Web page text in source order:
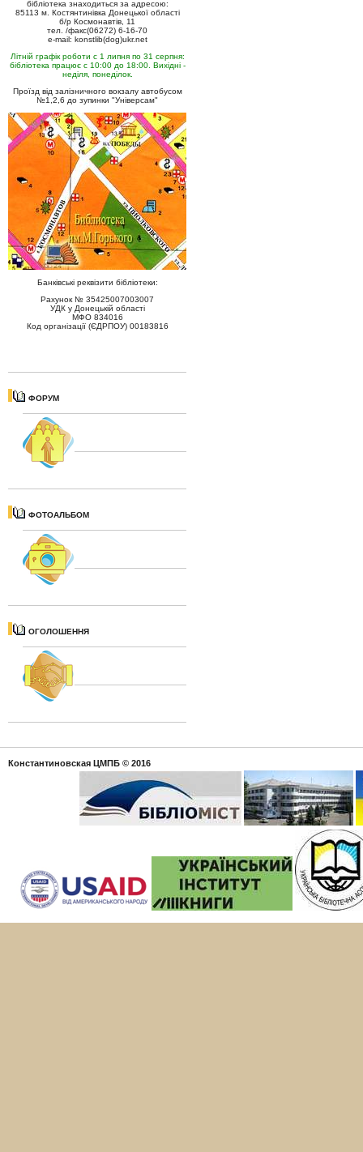
бібліотека знаходиться за адресою:
85113 м. Костянтинівка Донецької області
б/р Космонавтів, 11
тел. /факс(06272) 6-16-70
e-mail: konstlib(dog)ukr.net
Літній графік роботи с 1 липня по 31 серпня:
бібліотека працює с 10:00 до 18:00. Вихідні -
неділя, понеділок.
Проїзд від залізничного вокзалу автобусом
№1,2,6 до зупинки "Універсам"
Банківські реквізити бібліотеки:
Рахунок № 35425007003007
УДК у Донецькій області
МФО 834016
Код організації (ЄДРПОУ) 00183816
ФОРУМ
ФОТОАЛЬБОМ
ОГОЛОШЕННЯ
Константиновская ЦМПБ © 2016